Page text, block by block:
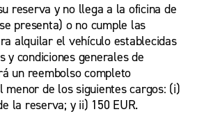
reserva y no llega a la oficina de
presenta) o no cumple las
alquilar el vehículo establecidas
y condiciones generales de
un reembolso completo
menor de los siguientes cargos: (i)
la reserva; y ii) 150 EUR.